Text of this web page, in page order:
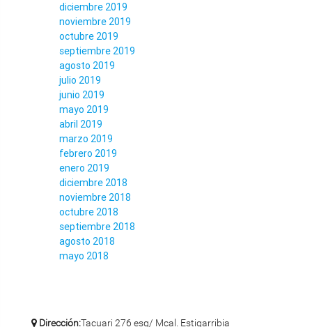
diciembre 2019
noviembre 2019
octubre 2019
septiembre 2019
agosto 2019
julio 2019
junio 2019
mayo 2019
abril 2019
marzo 2019
febrero 2019
enero 2019
diciembre 2018
noviembre 2018
octubre 2018
septiembre 2018
agosto 2018
mayo 2018
Dirección:Tacuari 276 esq/ Mcal. Estigarribia